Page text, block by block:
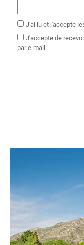
J'ai lu et j'accepte
J'accepte de
par e-mail.